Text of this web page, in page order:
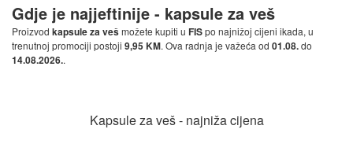
Gdje je najjeftinije - kapsule za veš
Proizvod kapsule za vešmožete kupiti u FISpo najnižoj cijeni ikada, u
trenutnoj promociji postoji 9,95 KM. Ova radnja je važeća od 01.08.do
14.08.2026..
Kapsule za veš - najniža cijena